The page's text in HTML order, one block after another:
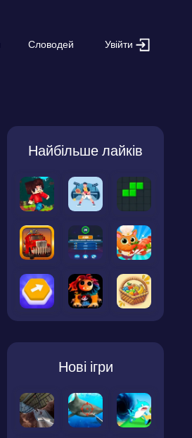
Словодей Увійти
Найбільше лайків
Нові ігри